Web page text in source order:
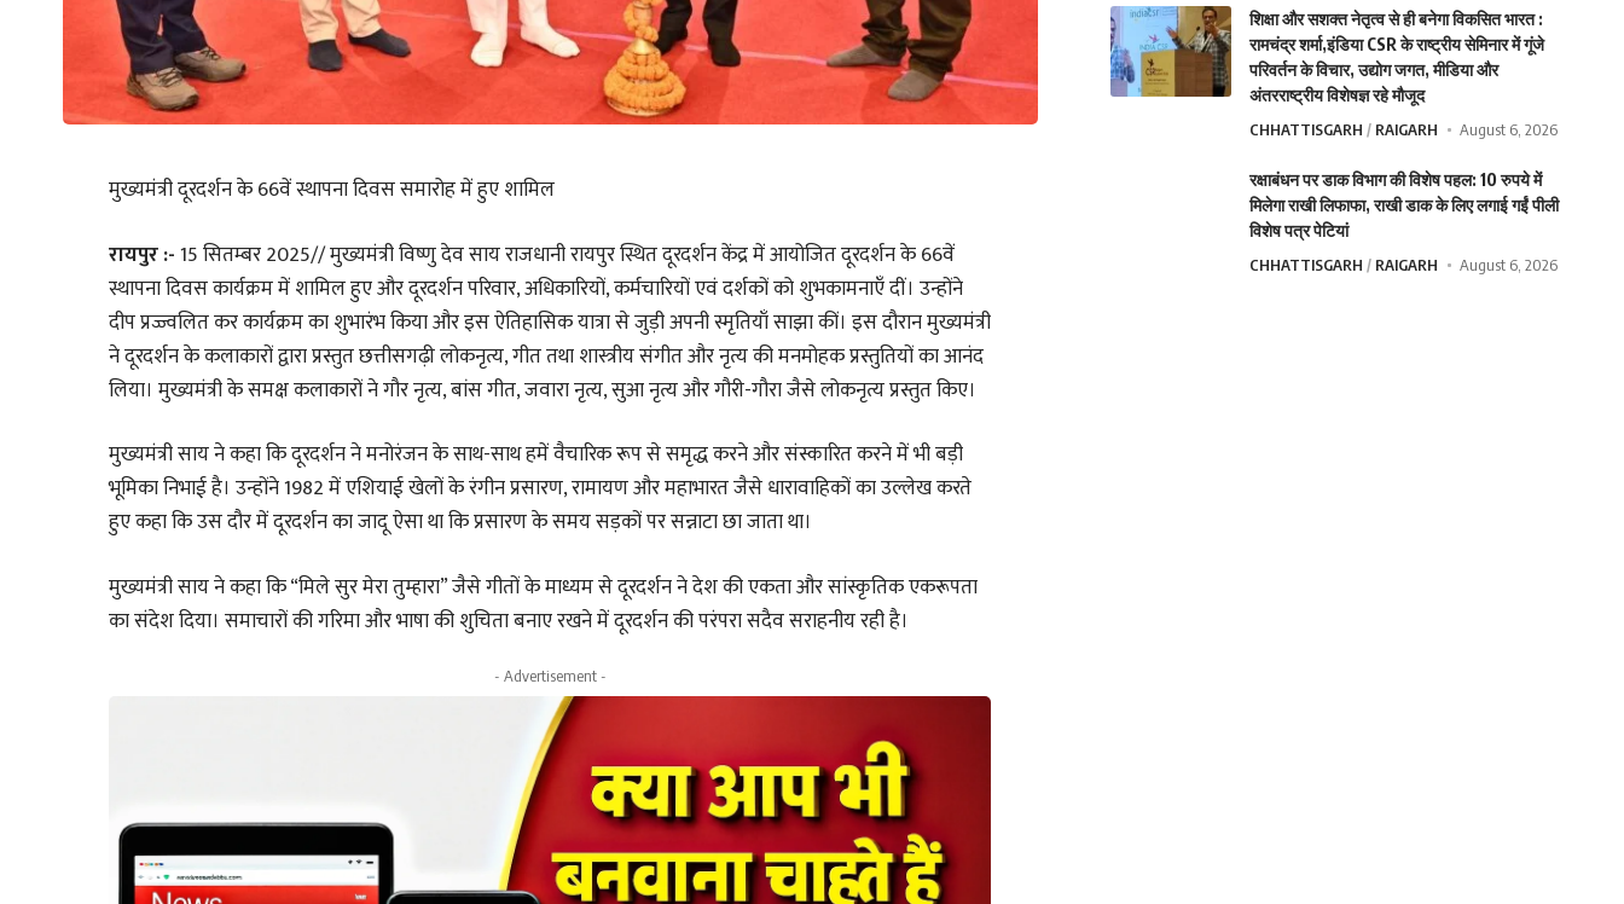
मुख्यमंत्री दूरदर्शन के 66वें स्थापना दिवस समारोह में हुए शामिल
रायपुर :-15 सितम्बर 2025// मुख्यमंत्री विष्णु देव साय राजधानी रायपुर स्थित दूरदर्शन केंद्र में आयोजित दूरदर्शन के 66वें
स्थापना दिवस कार्यक्रम में शामिल हुए और दूरदर्शन परिवार, अधिकारियों, कर्मचारियों एवं दर्शकों को शुभकामनाएँ दीं। उन्होंने
दीप प्रज्ज्वलित कर कार्यक्रम का शुभारंभ किया और इस ऐतिहासिक यात्रा से जुड़ी अपनी स्मृतियाँ साझा कीं। इस दौरान मुख्यमंत्री
ने दूरदर्शन के कलाकारों द्वारा प्रस्तुत छत्तीसगढ़ी लोकनृत्य, गीत तथा शास्त्रीय संगीत और नृत्य की मनमोहक प्रस्तुतियों का आनंद
लिया। मुख्यमंत्री के समक्ष कलाकारों ने गौर नृत्य, बांस गीत, जवारा नृत्य, सुआ नृत्य और गौरी-गौरा जैसे लोकनृत्य प्रस्तुत किए।
मुख्यमंत्री साय ने कहा कि दूरदर्शन ने मनोरंजन के साथ-साथ हमें वैचारिक रूप से समृद्ध करने और संस्कारित करने में भी बड़ी
भूमिका निभाई है। उन्होंने 1982 में एशियाई खेलों के रंगीन प्रसारण, रामायण और महाभारत जैसे धारावाहिकों का उल्लेख करते
हुए कहा कि उस दौर में दूरदर्शन का जादू ऐसा था कि प्रसारण के समय सड़कों पर सन्नाटा छा जाता था।
मुख्यमंत्री साय ने कहा कि “मिले सुर मेरा तुम्हारा” जैसे गीतों के माध्यम से दूरदर्शन ने देश की एकता और सांस्कृतिक एकरूपता
का संदेश दिया। समाचारों की गरिमा और भाषा की शुचिता बनाए रखने में दूरदर्शन की परंपरा सदैव सराहनीय रही है।
- Advertisement -
शिक्षा और सशक्त नेतृत्व से ही बनेगा विकसित भारत :
रामचंद्र शर्मा,इंडिया CSR के राष्ट्रीय सेमिनार में गूंजे
परिवर्तन के विचार, उद्योग जगत, मीडिया और
अंतरराष्ट्रीय विशेषज्ञ रहे मौजूद
CHHATTISGARH RAIGARH August 6, 2026
रक्षाबंधन पर डाक विभाग की विशेष पहल: 10 रुपये में
मिलेगा राखी लिफाफा, राखी डाक के लिए लगाई गईं पीली
विशेष पत्र पेटियां
CHHATTISGARH RAIGARH August 6, 2026